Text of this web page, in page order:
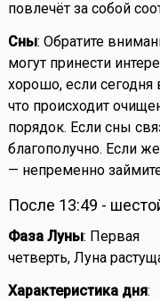
повлечёт за собой
Сны: Обратите
могут принести
хорошо, если сегодня
что происходит
порядок. Если сны
благополучно. Если
— непременно
После 13:49 -
Фаза Луны: Первая
четверть, Луна
Характеристика дня: